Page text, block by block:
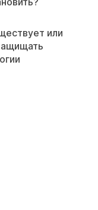
или